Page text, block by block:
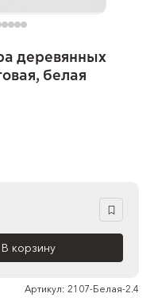
деревянных
белая
В корзину
Артикул: 2107-Белая-2.4